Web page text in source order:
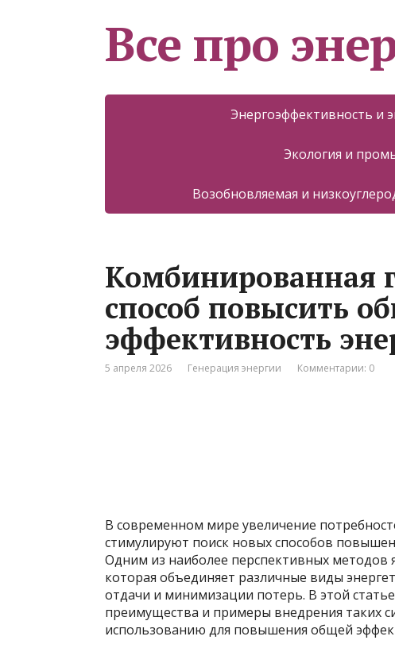
Все про
Энергоэффективность и
Экология и
Возобновляемая и
Комбинированная
способ повысить
эффективность
5 апреля 2026 Генерация энергии Комментарии: 0
В современном мире увеличение
стимулируют поиск новых способов
Одним из наиболее перспективных методов
которая объединяет различные виды
отдачи и минимизации потерь. В этой
преимущества и примеры внедрения таких
использованию для повышения общей